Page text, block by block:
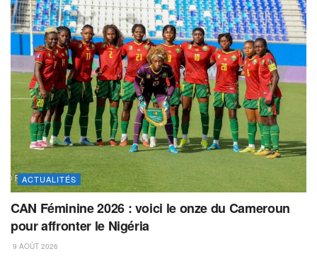
ACTUALITÉS
CAN Féminine 2026 : voici le onze du Cameroun
pour affronter le Nigéria
9 AOÛT 2026